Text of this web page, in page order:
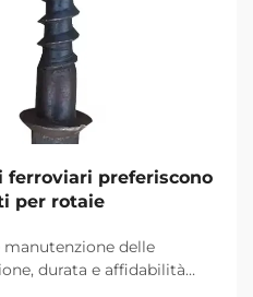
ferroviari preferiscono
per rotaie
delle
durata e affidabilità